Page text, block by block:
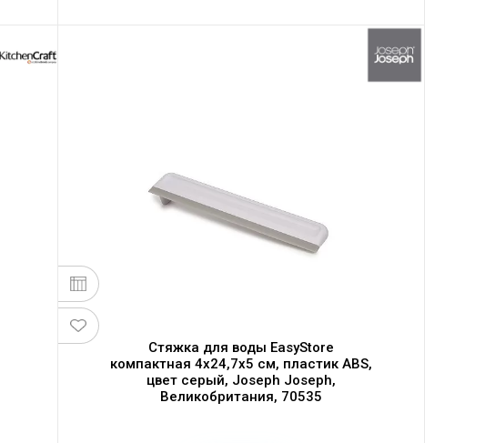
Стяжка для воды EasyStore
компактная 4х24,7х5 см, пластик ABS,
цвет серый, Joseph Joseph,
Великобритания, 70535